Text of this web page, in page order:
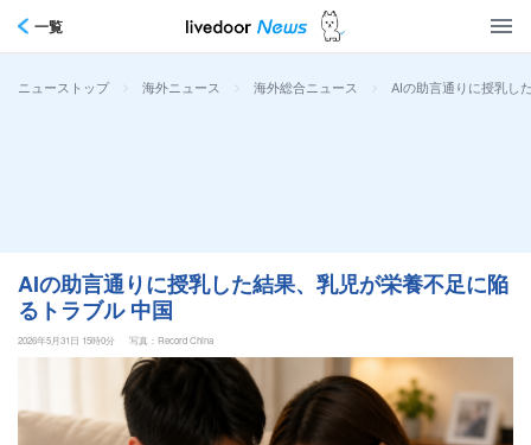
一覧
ニューストップ > 海外ニュース > 海外総合ニュース > AIの助言通りに授乳し
AIの助言通りに授乳した結果、乳児が栄養不足に陥
るトラブル 中国
2026年5月31日 15時0分 写真：Record China